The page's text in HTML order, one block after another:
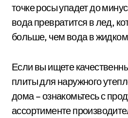
точке росы упадет до
вода превратится в лед,
больше, чем вода в
Если вы ищете
плиты для наружного
дома – ознакомьтесь с
ассортименте